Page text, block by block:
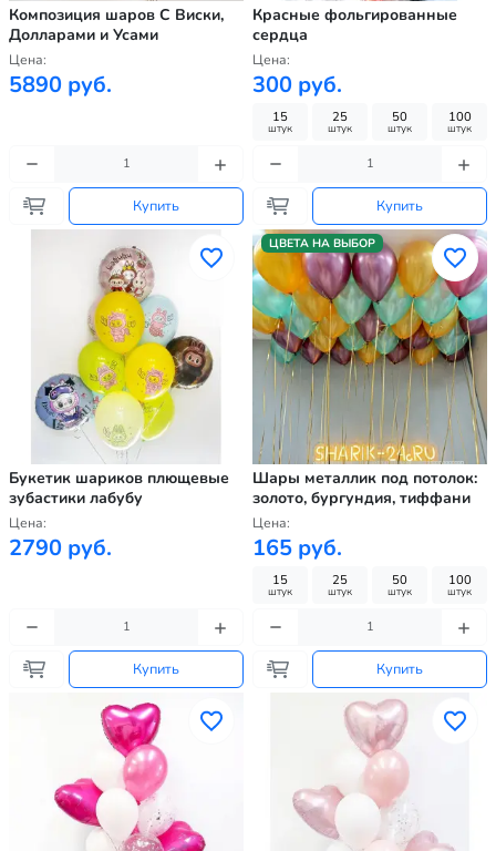
Композиция шаров С Виски,
Долларами и Усами
Цена:
5890 руб.
Купить
Красные фольгированные
сердца
Цена:
300 руб.
15
штук
25
штук
50
штук
100
штук
Купить
Букетик шариков плющевые
зубастики лабубу
Цена:
2790 руб.
Купить
ЦВЕТА НА ВЫБОР
Шары металлик под потолок:
золото, бургундия, тиффани
Цена:
165 руб.
15
штук
25
штук
50
штук
100
штук
Купить